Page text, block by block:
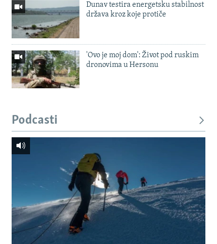
Dunav testira energetsku stabilnost
država kroz koje protiče
'Ovo je moj dom': Život pod ruskim
dronovima u Hersonu
Podcasti